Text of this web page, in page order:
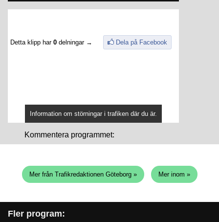
Detta klipp har 0 delningar → Dela på Facebook
Information om störningar i trafiken där du är.
Kommentera programmet:
Mer från Trafikredaktionen Göteborg » Mer inom »
Fler program: